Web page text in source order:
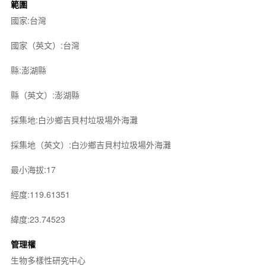
範圍
國家:台灣
國家（英文）:台灣
縣:澎湖縣
縣（英文）:澎湖縣
採集地:白沙鄉吉貝村垃圾場外海灘
採集地（英文）:白沙鄉吉貝村垃圾場外海灘
最小海拔:17
經度:119.61351
緯度:23.74523
管理權
生物多樣性研究中心